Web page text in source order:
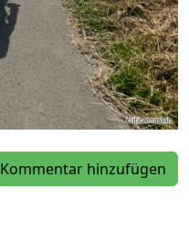
Kommentar hinzufügen